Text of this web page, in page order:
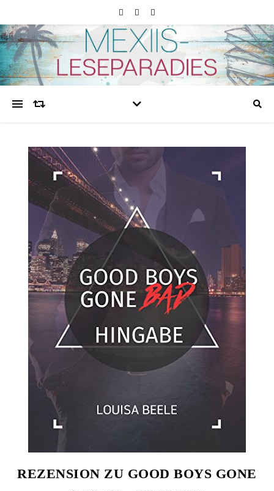
REZENSION ZU GOOD BOYS GONE